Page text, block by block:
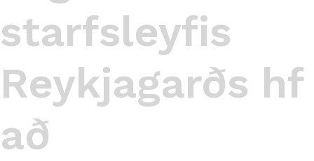
starfsleyfis
Reykjagarðs hf
að